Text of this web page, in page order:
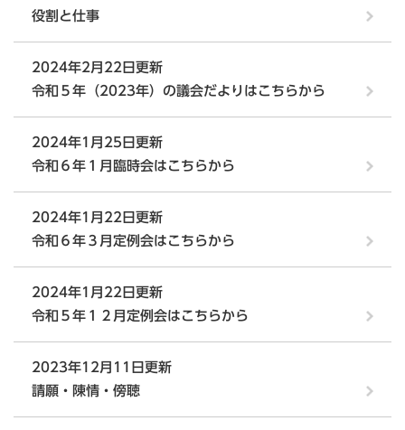
役割と仕事
2024年2月22日更新
令和５年（2023年）の議会だよりはこちらから
2024年1月25日更新
令和６年１月臨時会はこちらから
2024年1月22日更新
令和６年３月定例会はこちらから
2024年1月22日更新
令和５年１２月定例会はこちらから
2023年12月11日更新
請願・陳情・傍聴